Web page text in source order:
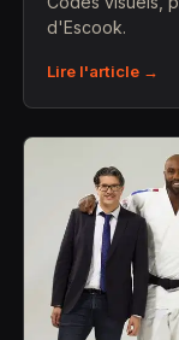
d'Escook.
Lire l'article →